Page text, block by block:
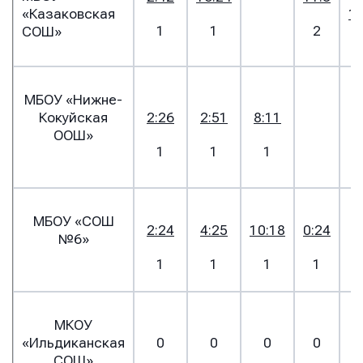
«Казаковская
СОШ»
1 1 2
МБОУ «Нижне-
Кокуйская
ООШ»
2:26
1
2:51
1
8:11
1
МБОУ «СОШ
№6»
2:24
1
4:25
1
10:18
1
0:24
1
МКОУ
«Ильдиканская
0 0 0
0